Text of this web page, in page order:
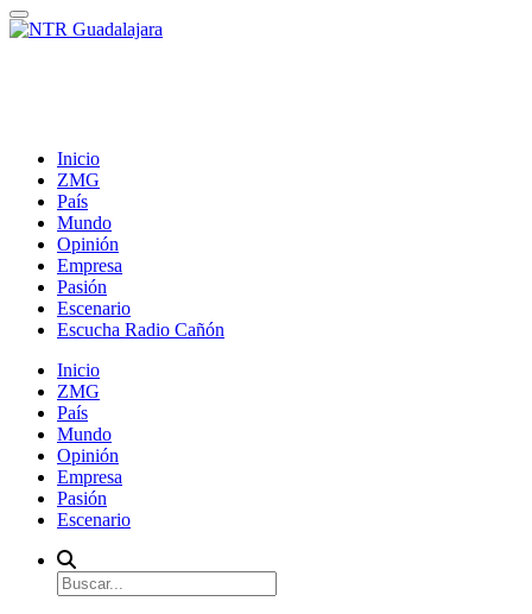
Inicio
ZMG
País
Mundo
Opinión
Empresa
Pasión
Escenario
Escucha Radio Cañón
Inicio
ZMG
País
Mundo
Opinión
Empresa
Pasión
Escenario